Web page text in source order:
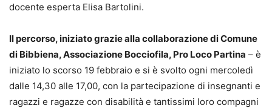
docente esperta Elisa Bartolini.
Il percorso, iniziato grazie alla collaborazione di Comune
di Bibbiena, Associazione Bocciofila, Pro Loco Partina – è
iniziato lo scorso 19 febbraio e si è svolto ogni mercoledì
dalle 14,30 alle 17,00, con la partecipazione di insegnanti e
ragazzi e ragazze con disabilità e tantissimi loro compagni